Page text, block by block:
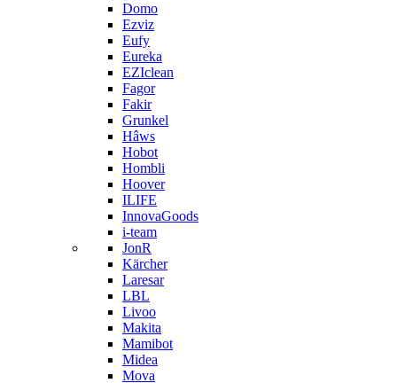
Domo
Ezviz
Eufy
Eureka
EZIclean
Fagor
Fakir
Grunkel
Hâws
Hobot
Hombli
Hoover
ILIFE
InnovaGoods
i-team
JonR
Kärcher
Laresar
LBL
Livoo
Makita
Mamibot
Midea
Mova